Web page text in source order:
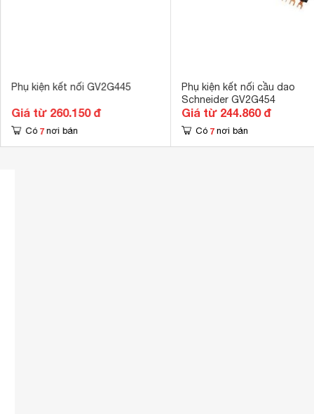
Phụ kiện kết nối GV2G445
Giá từ 260.150 đ
Có 7 nơi bán
Phụ kiện kết nối cầu dao
Schneider GV2G454
Giá từ 244.860 đ
Có 7 nơi bán